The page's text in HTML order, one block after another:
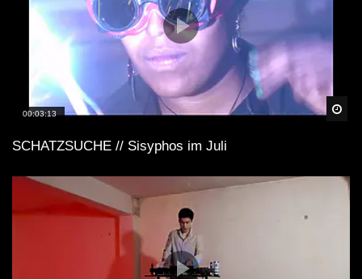
00:03:13
SCHATZSUCHE // Sisyphos im Juli